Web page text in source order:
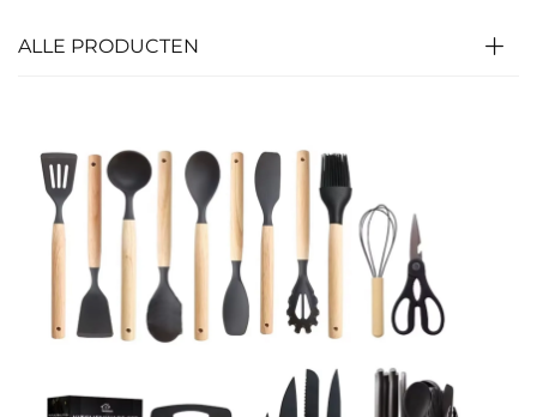
ALLE PRODUCTEN